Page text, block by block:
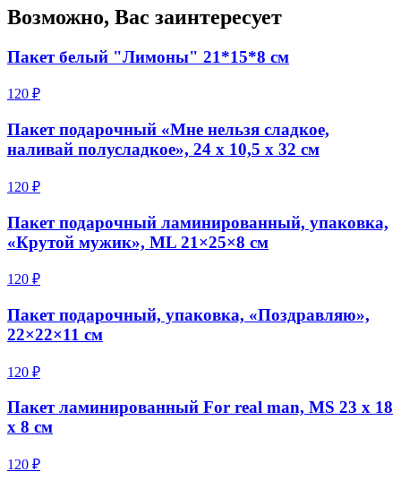
Возможно, Вас заинтересует
Пакет белый "Лимоны" 21*15*8 см
120 ₽
Пакет подарочный «Мне нельзя сладкое,
наливай полусладкое», 24 х 10,5 х 32 см
120 ₽
Пакет подарочный ламинированный, упаковка,
«Крутой мужик», ML 21×25×8 см
120 ₽
Пакет подарочный, упаковка, «Поздравляю»,
22×22×11 см
120 ₽
Пакет ламинированный For real man, MS 23 х 18
х 8 см
120 ₽